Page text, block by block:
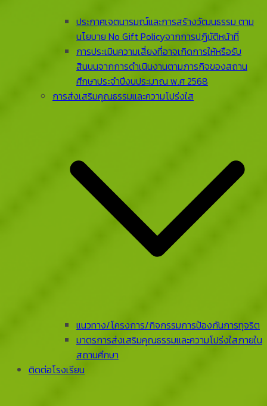
ประกาศเจตนารมณ์และการสร้างวัฒนธรรม ตาม
นโยบาย No Gift Policyจากการปฏิบัติหน้าที่
การประเมินความเสี่ยงที่อาจเกิดการให้หรือรับ
สินบนจากการดําเนินงานตามภารกิจของสถาน
ศึกษาประจําปีงบประมาณ พ.ศ 2568
การส่งเสริมคุณธรรมและความโปร่งใส
แนวทาง/โครงการ/กิจกรรมการป้องกันการทุจริต
มาตรการส่งเสริมคุณธรรมและความโปร่งใสภายใน
สถานศึกษา
ติดต่อโรงเรียน